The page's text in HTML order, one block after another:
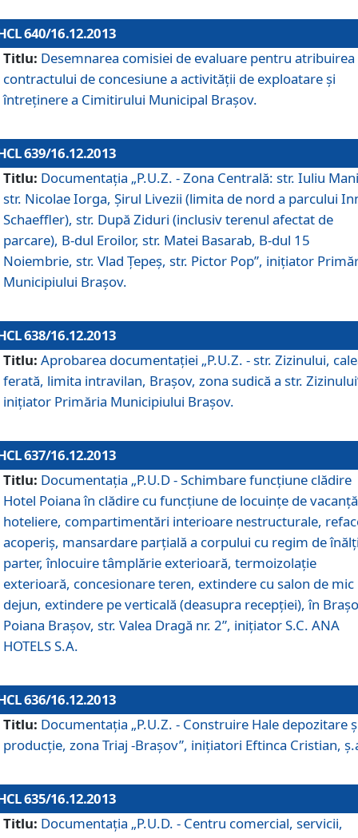
640/16.12.2013
Titlu: Desemnarea comisiei de evaluare pentru atribuirea
contractului de concesiune a activităţii de exploatare şi
întreţinere a Cimitirului Municipal Braşov.
639/16.12.2013
Titlu: Documentaţia „P.U.Z. - Zona Centrală: str. Iuliu
str. Nicolae Iorga, Şirul Livezii (limita de nord a parcului
Schaeffler), str. După Ziduri (inclusiv terenul afectat de
parcare), B-dul Eroilor, str. Matei Basarab, B-dul 15
Noiembrie, str. Vlad Ţepeş, str. Pictor Pop”, iniţiator
Municipiului Braşov.
638/16.12.2013
Titlu: Aprobarea documentaţiei „P.U.Z. - str. Zizinului,
ferată, limita intravilan, Braşov, zona sudică a str.
iniţiator Primăria Municipiului Braşov.
637/16.12.2013
Titlu: Documentaţia „P.U.D - Schimbare funcţiune clădire
Hotel Poiana în clădire cu funcţiune de locuinţe de
hoteliere, compartimentări interioare nestructurale,
acoperiş, mansardare parţială a corpului cu regim de
parter, înlocuire tâmplărie exterioară, termoizolaţie
exterioară, concesionare teren, extindere cu salon de mic
dejun, extindere pe verticală (deasupra recepţiei), în
Poiana Braşov, str. Valea Dragă nr. 2”, iniţiator S.C. ANA
HOTELS S.A.
636/16.12.2013
Titlu: Documentaţia „P.U.Z. - Construire Hale depozitare
producţie, zona Triaj -Braşov”, iniţiatori Eftinca Cristian,
635/16.12.2013
Titlu: Documentaţia „P.U.D. - Centru comercial, servicii,